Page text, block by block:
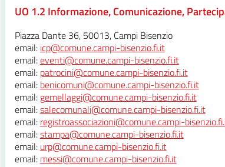
UO 1.2 Informazione, Comunicazione,
Piazza Dante 36, 50013, Campi Bisenzio
email: icp@comune.campi-bisenzio.fi.it
email:eventi@comune.campi-bisenzio.fi.it
email: patrocini@comune.campi-bisenzio.fi.it
email: benicomuni@comune.campi-bisenzio.fi.it
email: gemellaggi@comune.campi-bisenzio.fi.it
email:salecomunali@comune.campi-bisenzio.fi.it
email: registroassociazioni@comune.campi-
email:stampa@comune.campi-bisenzio.fi.it
email: urp@comune.campi-bisenzio.fi.it
email: messi@comune.campi-bisenzio.fi.it